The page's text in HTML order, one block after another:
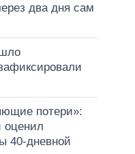
два дня сам
потери»:
оценил
40-дневной